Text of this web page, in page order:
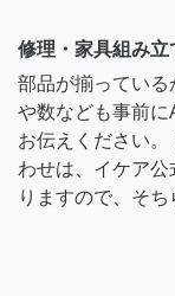
修理・家具組み立
部品が揃っている
や数なども事前
お伝えください
わせは、イケア
りますので、そち